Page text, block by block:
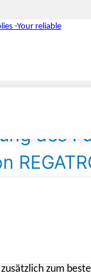
des
Generatoren,
zusätzlich zum